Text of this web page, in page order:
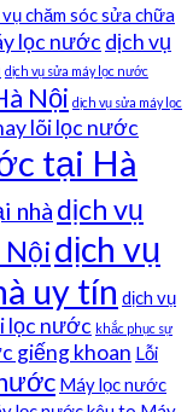
chăm sóc sửa chữa
lọc nước dịch vụ
dịch vụ sửa máy lọc nước
Nội dịch vụ sửa máy lọc
lõi lọc nước
tại Hà
nhà dịch vụ
Nộidịch vụ
uy tín dịch vụ
lọc nước khắc phục sự
giếng khoan Lỗi
Máy lọc nước